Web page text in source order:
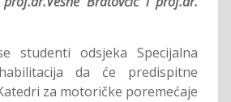
studenti odsjeka Specijalna
da će predispitne
za motoričke poremećaje